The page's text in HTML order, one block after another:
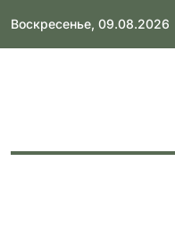
to
content
Воскресенье, 09.08.2026